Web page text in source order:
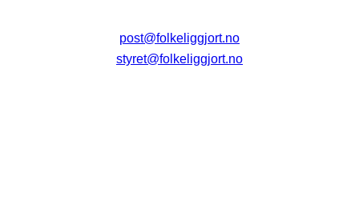
post@folkeliggjort.no
styret@folkeliggjort.no